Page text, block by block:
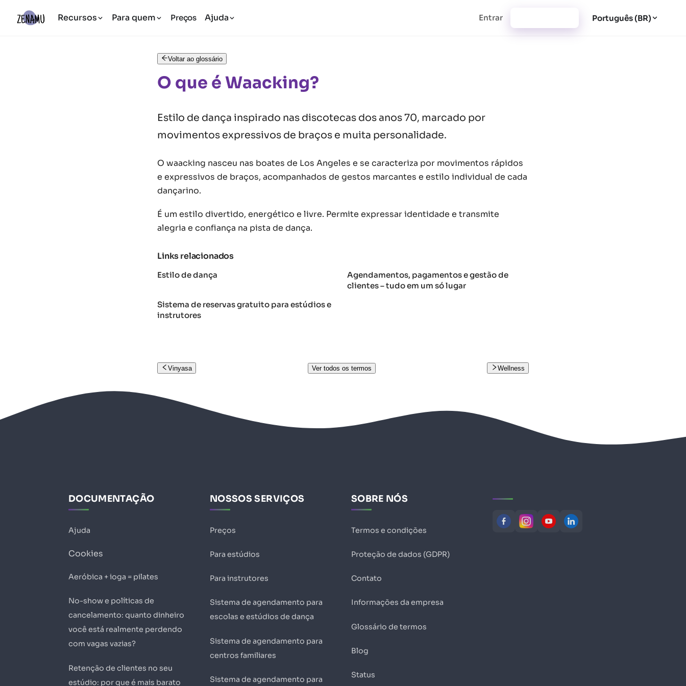
Recursos Para quem Preços Ajuda Entrar Português (BR)
Voltar ao glossário
O que é Waacking?
Estilo de dança inspirado nas discotecas dos anos 70, marcado por
movimentos expressivos de braços e muita personalidade.
O waacking nasceu nas boates de Los Angeles e se caracteriza por movimentos rápidos
e expressivos de braços, acompanhados de gestos marcantes e estilo individual de cada
dançarino.
É um estilo divertido, energético e livre. Permite expressar identidade e transmite
alegria e confiança na pista de dança.
Links relacionados
Estilo de dança
Agendamentos, pagamentos e gestão de
clientes – tudo em um só lugar
Sistema de reservas gratuito para estúdios e
instrutores
Vinyasa Ver todos os termos Wellness
DOCUMENTAÇÃO
Ajuda
Cookies
Aeróbica + ioga = pilates
No-show e políticas de
cancelamento: quanto dinheiro
você está realmente perdendo
com vagas vazias?
Retenção de clientes no seu
estúdio: por que é mais barato
NOSSOS SERVIÇOS
Preços
Para estúdios
Para instrutores
Sistema de agendamento para
escolas e estúdios de dança
Sistema de agendamento para
centros familiares
Sistema de agendamento para
SOBRE NÓS
Termos e condições
Proteção de dados (GDPR)
Contato
Informações da empresa
Glossário de termos
Blog
Status